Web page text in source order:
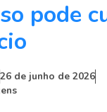
pode
26 de junho de 2026